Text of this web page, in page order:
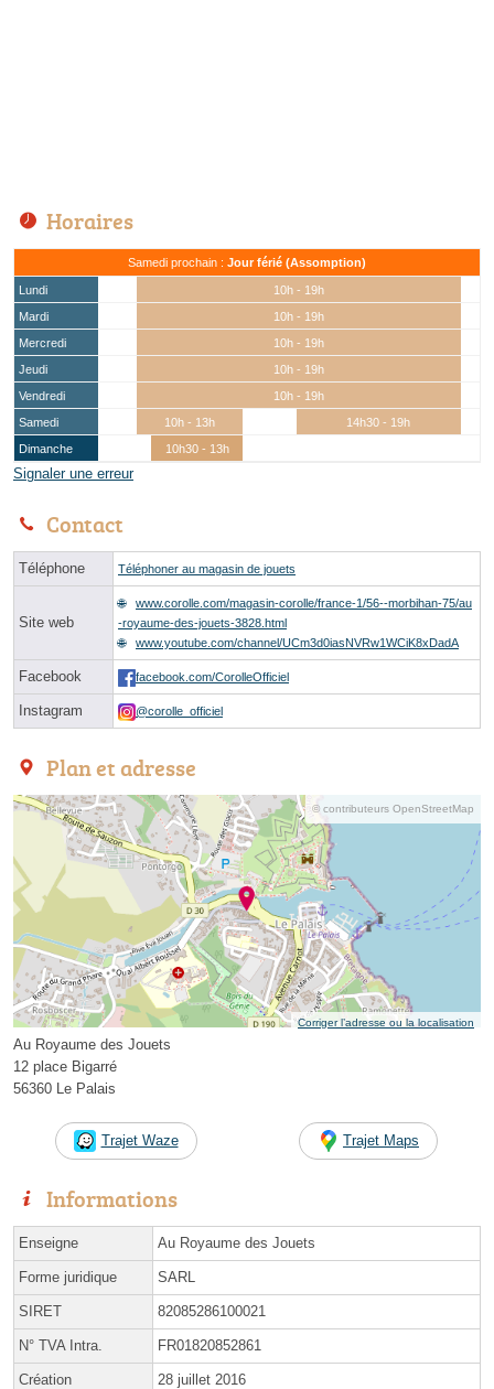
Horaires
Samedi prochain : Jour férié (Assomption)
Lundi
10h - 19h
Mardi
10h - 19h
Mercredi
10h - 19h
Jeudi
10h - 19h
Vendredi
10h - 19h
Samedi
10h - 13h
14h30 - 19h
Dimanche
10h30 - 13h
Signaler une erreur
Contact
Téléphone Téléphoner au magasin de jouets
Site web
www.corolle.com/magasin-corolle/france-1/56--morbihan-75/au
-royaume-des-jouets-3828.html
www.youtube.com/channel/UCm3d0iasNVRw1WCiK8xDadA
Facebook facebook.com/CorolleOfficiel
Instagram @corolle_officiel
Plan et adresse
© contributeurs OpenStreetMap
Corriger l’adresse ou la localisation
Au Royaume des Jouets
12 place Bigarré
56360 Le Palais
Trajet Waze Trajet Maps
Informations
Enseigne Au Royaume des Jouets
Forme juridique SARL
SIRET 82085286100021
N° TVA Intra. FR01820852861
Création 28 juillet 2016